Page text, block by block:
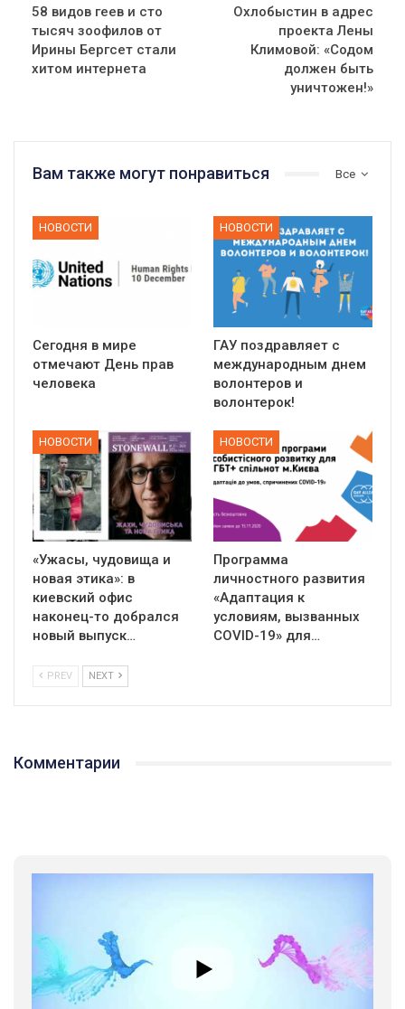
58 видов геев и сто
тысяч зоофилов от
Ирины Бергсет стали
хитом интернета
Охлобыстин в адрес
проекта Лены
Климовой: «Содом
должен быть
уничтожен!»
Все
Вам также могут понравиться
НОВОСТИ
Сегодня в мире
отмечают День прав
человека
НОВОСТИ
ГАУ поздравляет с
международным днем
волонтеров и
волонтерок!
НОВОСТИ
«Ужасы, чудовища и
новая этика»: в
киевский офис
наконец-то добрался
новый выпуск…
НОВОСТИ
Программа
личностного развития
«Адаптация к
условиям, вызванных
СOVID-19» для…
PREV NEXT
Комментарии